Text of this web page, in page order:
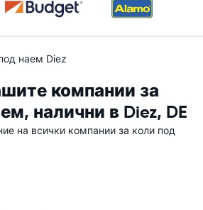
наем Diez
компании за
налични в Diez, DE
на всички компании за коли под